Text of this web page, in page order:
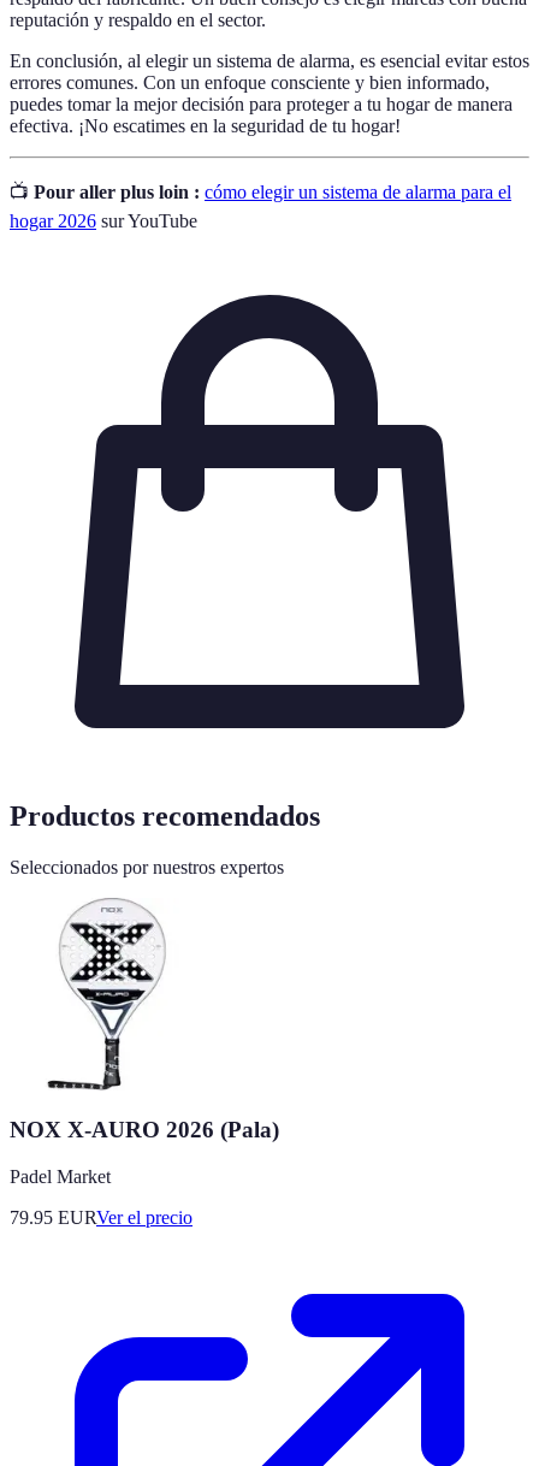
reputación y respaldo en el sector.
En conclusión, al elegir un sistema de alarma, es esencial evitar estos
errores comunes. Con un enfoque consciente y bien informado,
puedes tomar la mejor decisión para proteger a tu hogar de manera
efectiva. ¡No escatimes en la seguridad de tu hogar!
📺 Pour aller plus loin : cómo elegir un sistema de alarma para el
hogar 2026 sur YouTube
Productos recomendados
Seleccionados por nuestros expertos
NOX X-AURO 2026 (Pala)
Padel Market
79.95 EURVer el precio